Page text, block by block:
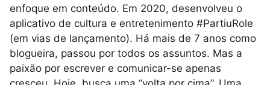
enfoque em conteúdo. Em 2020, desenvolveu o
aplicativo de cultura e entretenimento #PartiuRole
(em vias de lançamento). Há mais de 7 anos como
blogueira, passou por todos os assuntos. Mas a
paixão por escrever e comunicar-se apenas